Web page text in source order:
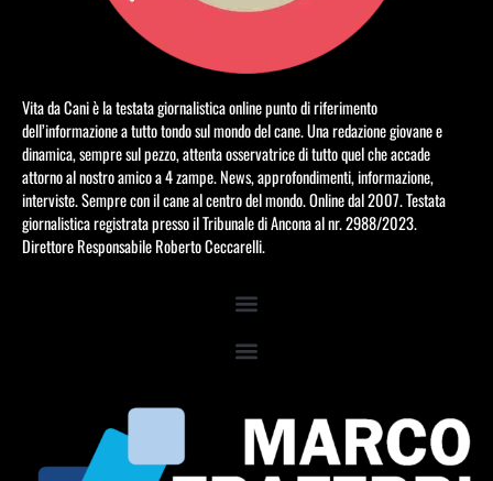
Vita da Cani è la testata giornalistica online punto di riferimento
dell’informazione a tutto tondo sul mondo del cane. Una redazione giovane e
dinamica, sempre sul pezzo, attenta osservatrice di tutto quel che accade
attorno al nostro amico a 4 zampe. News, approfondimenti, informazione,
interviste. Sempre con il cane al centro del mondo. Online dal 2007. Testata
giornalistica registrata presso il Tribunale di Ancona al nr. 2988/2023.
Direttore Responsabile Roberto Ceccarelli.